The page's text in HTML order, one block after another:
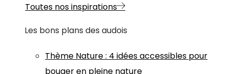
Toutes nos inspirations
Les bons plans des audois
Thème Nature: 4 idées accessibles pour
bouger en pleine nature